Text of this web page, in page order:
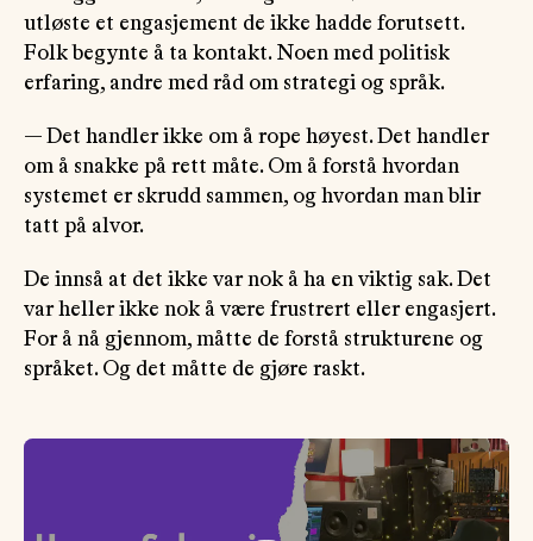
utløste et engasjement de ikke hadde forutsett.
Folk begynte å ta kontakt. Noen med politisk
erfaring, andre med råd om strategi og språk.
— Det handler ikke om å rope høyest. Det handler
om å snakke på rett måte. Om å forstå hvordan
systemet er skrudd sammen, og hvordan man blir
tatt på alvor.
De innså at det ikke var nok å ha en viktig sak. Det
var heller ikke nok å være frustrert eller engasjert.
For å nå gjennom, måtte de forstå strukturene og
språket. Og det måtte de gjøre raskt.